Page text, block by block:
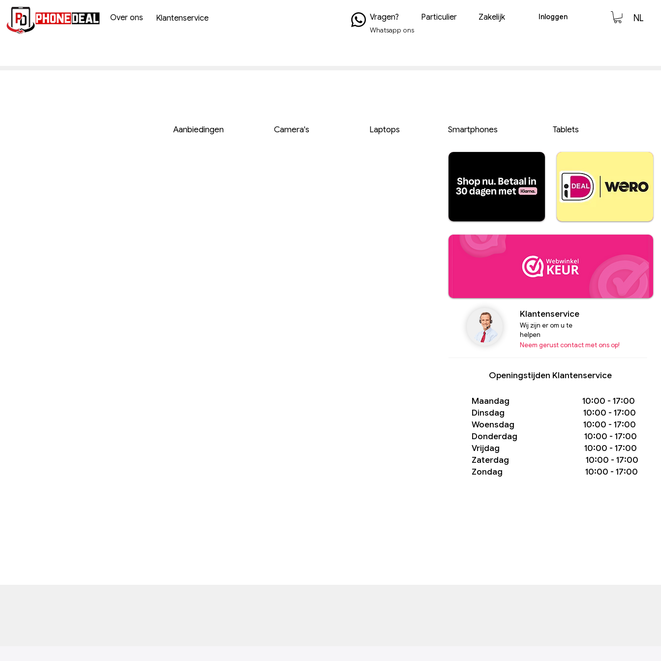
Over ons Klantenservice Vragen? Particulier
Whatsapp ons
Zakelijk Inloggen NL
Aanbiedingen Camera's Laptops Betaal achteraf
Smartphones Tablets
Klantenservice
Wij zijn er om u te
helpen
Neem gerust contact met ons op!
Openingstijden Klantenservice
Maandag 10:00 - 17:00
Dinsdag 10:00 - 17:00
Woensdag 10:00 - 17:00
Donderdag 10:00 - 17:00
Vrijdag 10:00 - 17:00
Zaterdag 10:00 - 17:00
Zondag 10:00 - 17:00